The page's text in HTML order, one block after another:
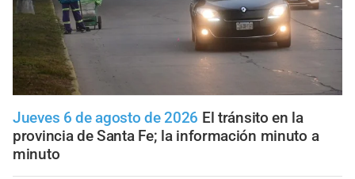
Jueves 6 de agosto de 2026 El tránsito en la
provincia de Santa Fe; la información minuto a
minuto